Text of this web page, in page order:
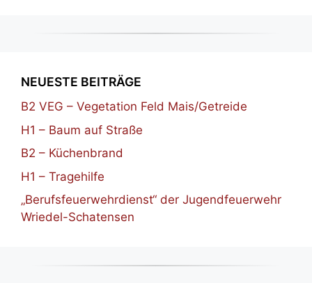
NEUESTE BEITRÄGE
B2 VEG – Vegetation Feld Mais/Getreide
H1 – Baum auf Straße
B2 – Küchenbrand
H1 – Tragehilfe
„Berufsfeuerwehrdienst“ der Jugendfeuerwehr
Wriedel-Schatensen